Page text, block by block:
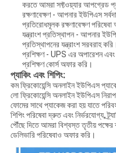
করতে আমরা সফ্টওয়্যার আপগ্রেড
রক্ষণাবেক্ষণ - আপনার ইউপিএস
প্রতিরোধমূলক রক্ষণাবেক্ষণ
যন্ত্রাংশ প্রতিস্থাপন - আপনার
প্রতিস্থাপনের যন্ত্রাংশ সরবরাহ করি।
প্রশিক্ষণ - UPS এর অপারেশন এবং
প্রশিক্ষণ কোর্স অফার করি।
প্যাকিং এবং শিপিং:
কম ফ্রিকোয়েন্সি অনলাইন ইউপিএস
লো ফ্রিকোয়েন্সি অনলাইন ইউপিএস
ফোমের সাথে প্যাকেজ করা হয় যাতে
শিপিং পরিষেবা দ্রুত এবং নির্ভরযোগ্য,
পৌঁছে দিতে আমরা বিশ্বস্ত তৃতীয় পক্ষের
ডেলিভারি পরিষেবাও অফার করি।